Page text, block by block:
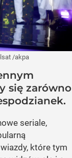
/akpa
się zarówno
seriale,
które tym